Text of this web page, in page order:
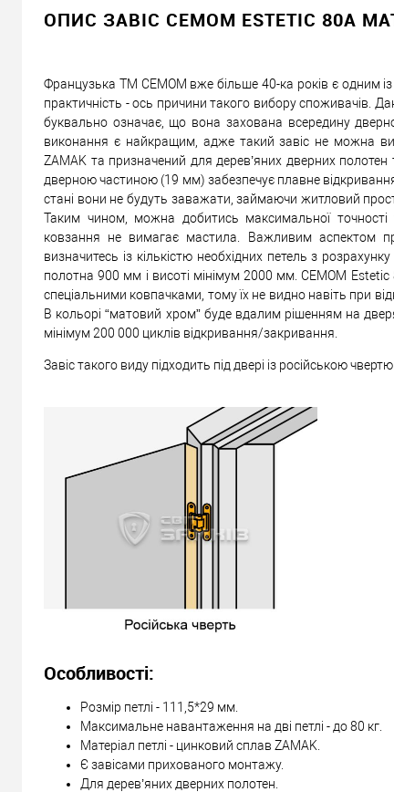
ОПИС ЗАВІС CEMOM ESTETIC 80A
Французька ТМ CEMOM вже більше 40-ка років є одним із
практичність - ось причини такого вибору споживачів.
буквально означає, що вона захована всередину
виконання є найкращим, адже такий завіс не можна
ZAMAK та призначений для дерев’яних дверних
дверною частиною (19 мм) забезпечує плавне
стані вони не будуть заважати, займаючи житловий
Таким чином, можна добитись максимальної точності
ковзання не вимагає мастила. Важливим аспектом
визначитесь із кількістю необхідних петель з
полотна 900 мм і висоті мінімум 2000 мм. CEMOM
спеціальними ковпачками, тому їх не видно навіть при
В кольорі “матовий хром” буде вдалим рішенням на
мінімум 200 000 циклів відкривання/закривання.
Завіс такого виду підходить під двері із російською
Особливості:
Розмір петлі - 111,5*29 мм.
Максимальне навантаження на дві петлі - до 80 кг.
Матеріал петлі - цинковий сплав ZAMAK.
Є завісами прихованого монтажу.
Для дерев’яних дверних полотен.